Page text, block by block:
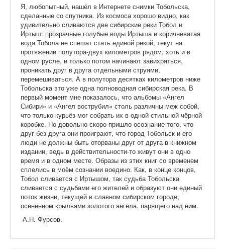
Я, любопытный, нашёл в Интернете снимки Тобольска,
сделанные со спутника. Из космоса хорошо видно, как
удивительно сливаются две сибирские реки Тобол и
Иртыш: прозрачные голубые воды Иртыша и коричневатая
вода Тобола не спешат стать единой рекой, текут на
протяжении полутора-двух километров рядом, хоть и в
одном русле, и только потом начинают завихряться,
проникать друг в друга отдельными струями,
перемешиваться. А в полутора десятках километров ниже
Тобольска это уже одна полноводная сибирская река. В
первый момент мне показалось, что альбомы «Ангел
Сибири» и «Ангел вострубил» столь различны меж собой,
что только курьёз мог собрать их в одной стильной чёрной
коробке. Но довольно скоро пришло осознание того, что
друг без друга они проиграют, что город Тобольск и его
люди не должны быть оторваны друг от друга в книжном
издании, ведь в действительности-то живут они в одно
время и в одном месте. Образы из этих книг со временем
сплелись в моём сознании воедино. Как, в конце концов,
Тобол сливается с Иртышом, так судьба Тобольска
сливается с судьбами его жителей и образуют они единый
поток жизни, текущей в славном сибирском городе,
осенённом крыльями золотого ангела, парящего над ним.
А.Н. Фурсов.